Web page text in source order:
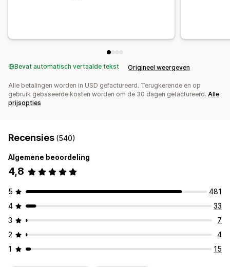
Bevat automatisch vertaalde tekst Origineel weergeven
Alle betalingen worden in USD gefactureerd. Terugkerende en op
gebruik gebaseerde kosten worden om de 30 dagen gefactureerd. Alle
prijsopties
Recensies (540)
Algemene beoordeling
4,8
5
481
4
33
3
7
2
4
1
15